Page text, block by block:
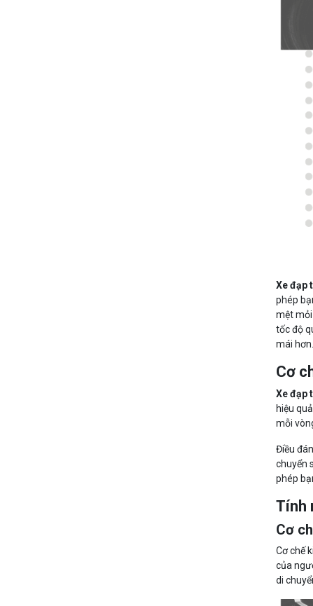
Xe đạp
phép
mệt mỏi
tốc độ
mái hơn.
Cơ
Xe đạp
hiệu
mỗi
Điều
chuyển
phép
Tính
Cơ
Cơ chế
của
di